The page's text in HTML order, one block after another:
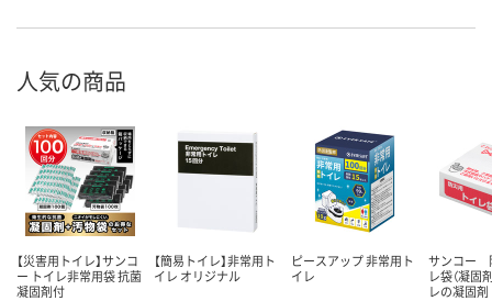
人気の商品
【災害用トイレ】サンコ
ー トイレ非常用袋 抗菌
凝固剤付
【簡易トイレ】非常用ト
イレ オリジナル
ピースアップ 非常用ト
イレ
サンコー
レ袋（凝固
レの凝固剤